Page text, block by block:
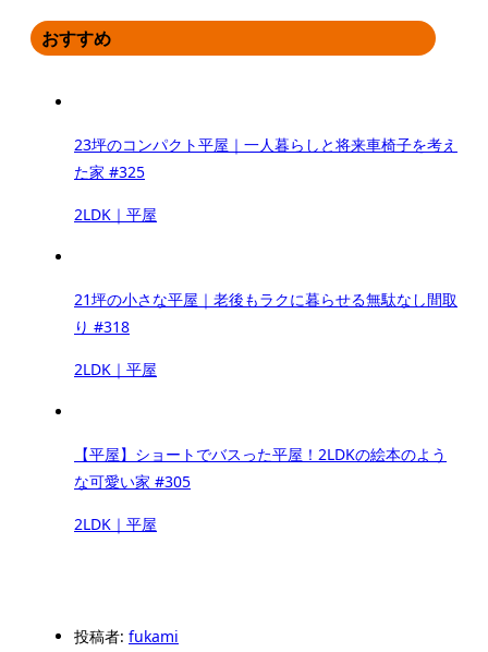
おすすめ
23坪のコンパクト平屋｜一人暮らしと将来車椅子を考え
た家 #325
2LDK｜平屋
21坪の小さな平屋｜老後もラクに暮らせる無駄なし間取
り #318
2LDK｜平屋
【平屋】ショートでバスった平屋！2LDKの絵本のよう
な可愛い家 #305
2LDK｜平屋
投稿者: fukami